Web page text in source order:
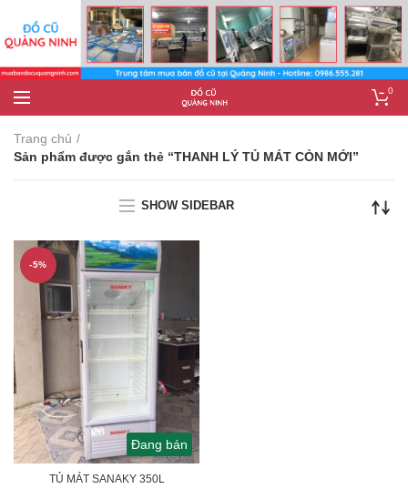
0
Trang chủ
Sản phẩm được gắn thẻ “THANH LÝ TỦ MÁT CÒN MỚI”
SHOW SIDEBAR
Đang bán
-5%
TỦ MÁT SANAKY 350L